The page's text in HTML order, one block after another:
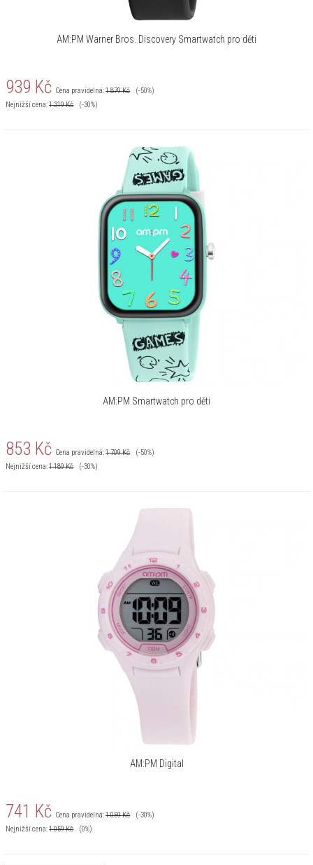
AM:PM Warner Bros. Discovery Smartwatch pro děti
939 Kč Cena pravidelná:1 879Kč
(-50%)
Nejnižší cena:1 319Kč (-30%)
AM:PM Smartwatch pro děti
853 Kč Cena pravidelná:1 709Kč
(-50%)
Nejnižší cena:1 189Kč (-30%)
AM:PM Digital
741 Kč Cena pravidelná:1 059Kč
(-30%)
Nejnižší cena:1 059Kč (0%)